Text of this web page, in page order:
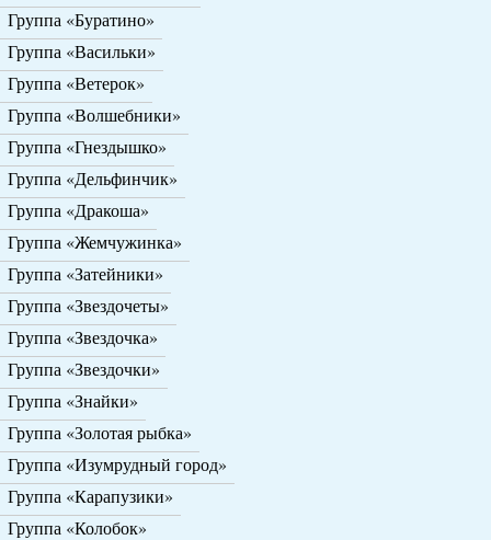
Группа «Буратино»
Группа «Васильки»
Группа «Ветерок»
Группа «Волшебники»
Группа «Гнездышко»
Группа «Дельфинчик»
Группа «Дракоша»
Группа «Жемчужинка»
Группа «Затейники»
Группа «Звездочеты»
Группа «Звездочка»
Группа «Звездочки»
Группа «Знайки»
Группа «Золотая рыбка»
Группа «Изумрудный город»
Группа «Карапузики»
Группа «Колобок»